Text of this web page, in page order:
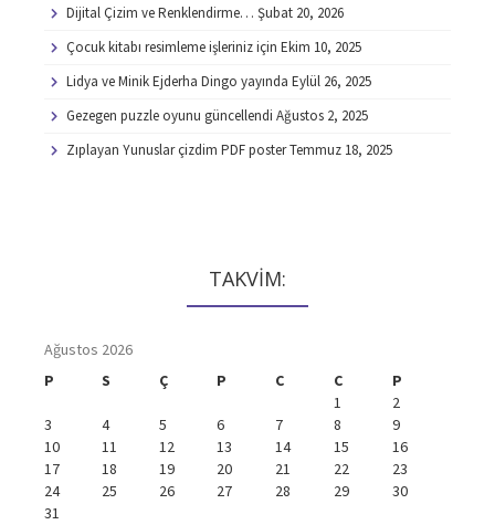
Dijital Çizim ve Renklendirme… Şubat 20, 2026
Çocuk kitabı resimleme işleriniz için Ekim 10, 2025
Lidya ve Minik Ejderha Dingo yayında Eylül 26, 2025
Gezegen puzzle oyunu güncellendi Ağustos 2, 2025
Zıplayan Yunuslar çizdim PDF posterTemmuz 18, 2025
TAKVİM:
Ağustos 2026
P
S Ç P C C
P
1
2
3
4 5 6 7 8
9
10
11 12 13 14 15
16
17
18 19 20 21 22
23
24
25 26 27 28 29
30
31